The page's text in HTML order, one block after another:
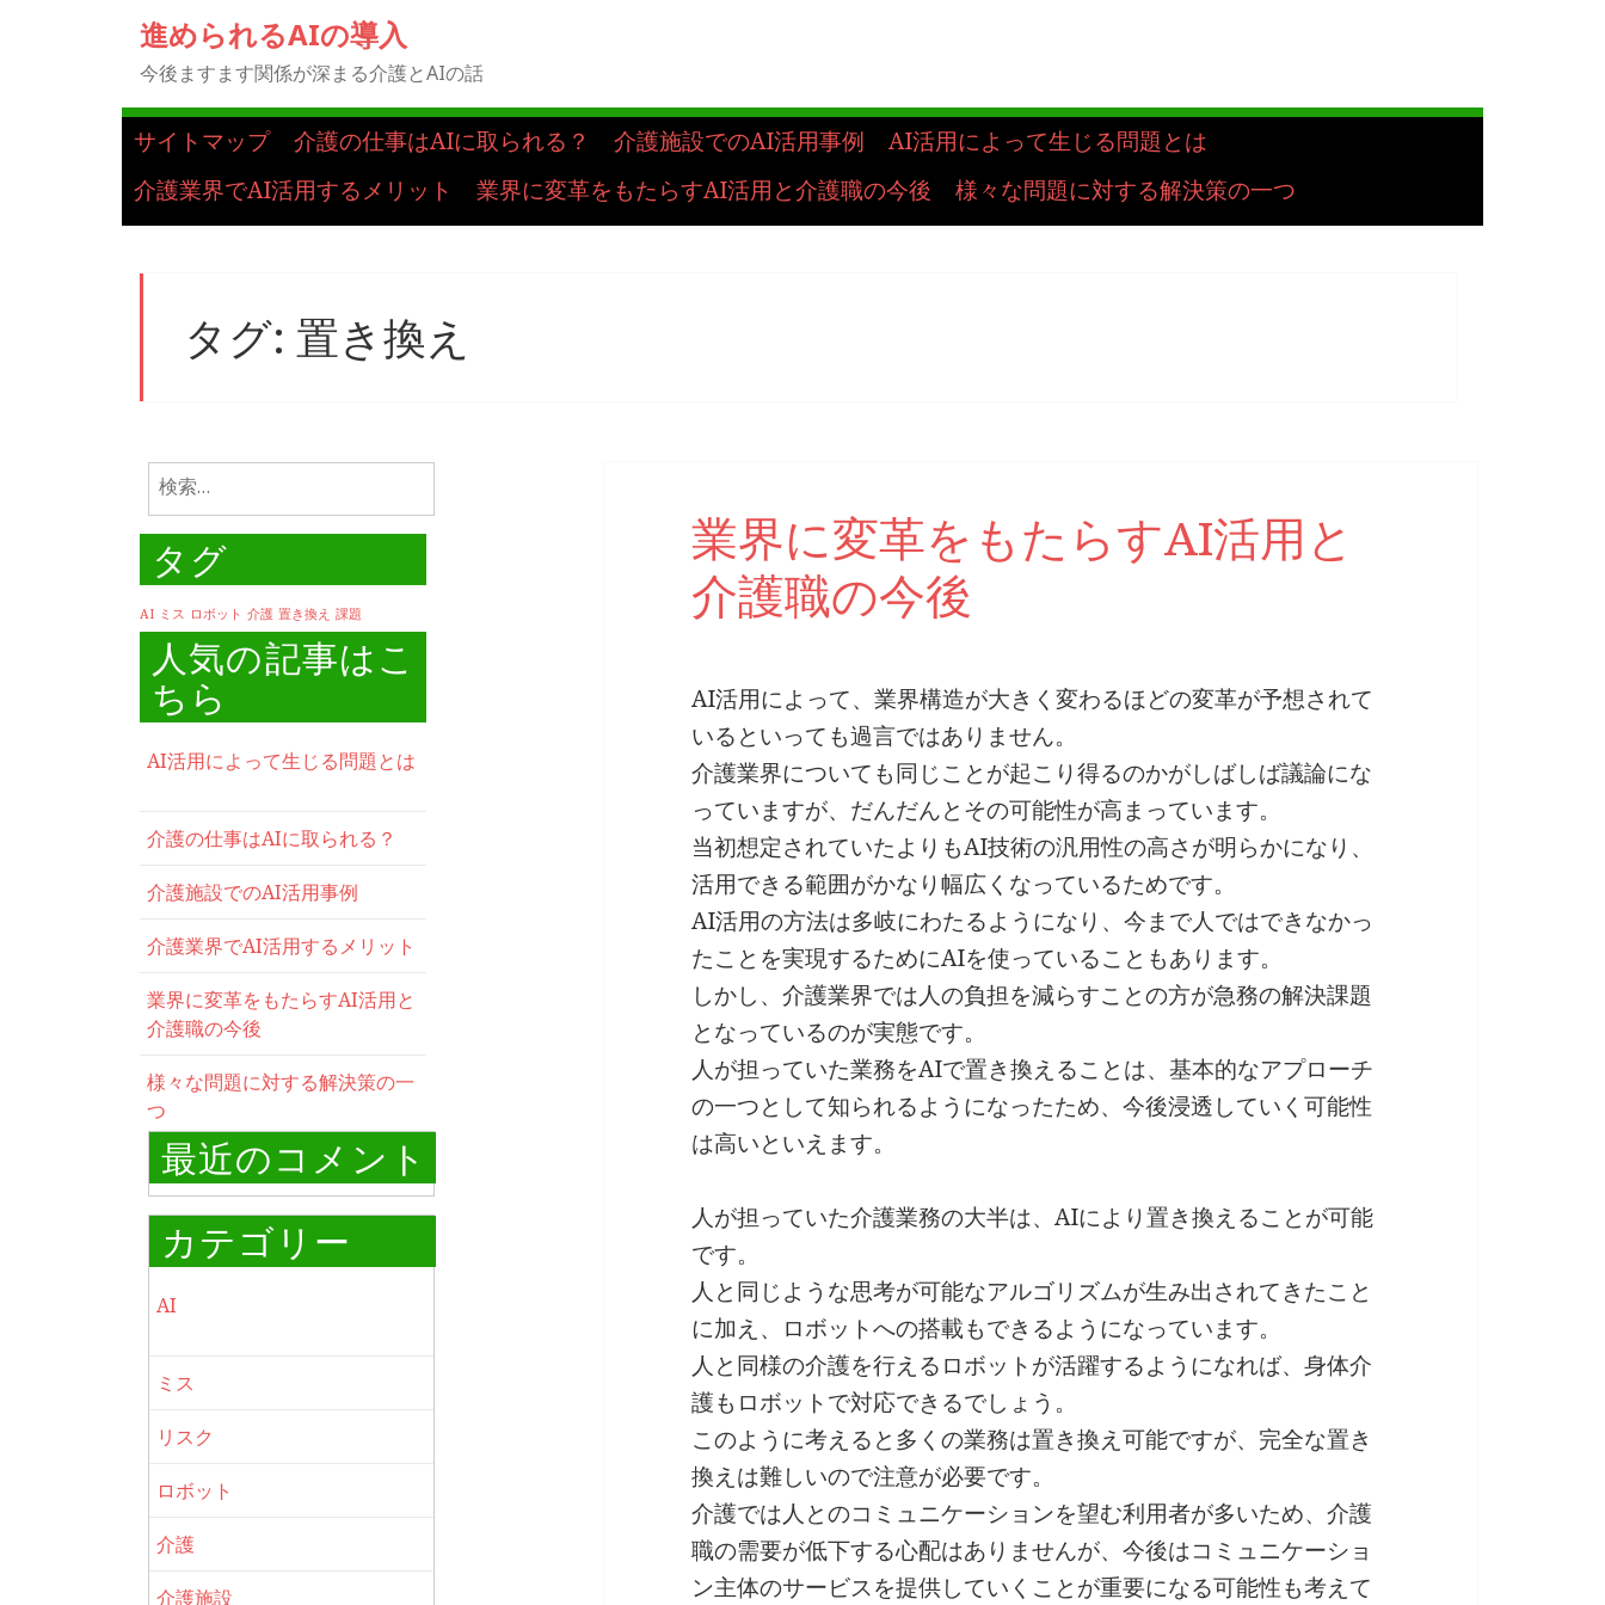
進められるAIの導入
今後ますます関係が深まる介護とAIの話
サイトマップ 介護の仕事はAIに取られる？ 介護施設でのAI活用事例
AI活用によって生じる問題とは
介護業界でAI活用するメリット
業界に変革をもたらすAI活用と介護職の今後 様々な問題に対する解決策の一つ
タグ: 置き換え
検
索:
タグ
AI ミス ロボット 介護 置き換え 課題
人気の記事はこ
ちら
AI活用によって生じる問題とは
介護の仕事はAIに取られる？
介護施設でのAI活用事例
介護業界でAI活用するメリット
業界に変革をもたらすAI活用と
介護職の今後
様々な問題に対する解決策の一
つ
最近のコメント
カテゴリー
AI
ミス
リスク
ロボット
介護
介護施設
業界に変革をもたらすAI活用と
介護職の今後
AI活用によって、業界構造が大きく変わるほどの変革が予想されて
いるといっても過言ではありません。
介護業界についても同じことが起こり得るのかがしばしば議論にな
っていますが、だんだんとその可能性が高まっています。
当初想定されていたよりもAI技術の汎用性の高さが明らかになり、
活用できる範囲がかなり幅広くなっているためです。
AI活用の方法は多岐にわたるようになり、今まで人ではできなかっ
たことを実現するためにAIを使っていることもあります。
しかし、介護業界では人の負担を減らすことの方が急務の解決課題
となっているのが実態です。
人が担っていた業務をAIで置き換えることは、基本的なアプローチ
の一つとして知られるようになったため、今後浸透していく可能性
は高いといえます。
人が担っていた介護業務の大半は、AIにより置き換えることが可能
です。
人と同じような思考が可能なアルゴリズムが生み出されてきたこと
に加え、ロボットへの搭載もできるようになっています。
人と同様の介護を行えるロボットが活躍するようになれば、身体介
護もロボットで対応できるでしょう。
このように考えると多くの業務は置き換え可能ですが、完全な置き
換えは難しいので注意が必要です。
介護では人とのコミュニケーションを望む利用者が多いため、介護
職の需要が低下する心配はありませんが、今後はコミュニケーショ
ン主体のサービスを提供していくことが重要になる可能性も考えて